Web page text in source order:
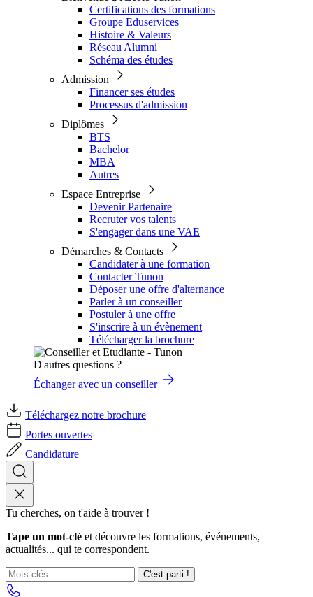
Certifications des formations
Groupe Eduservices
Histoire & Valeurs
Réseau Alumni
Schéma des études
Admission
Financer ses études
Processus d'admission
Diplômes
BTS
Bachelor
MBA
Autres
Espace Entreprise
Devenir Partenaire
Recruter vos talents
S'engager dans une VAE
Démarches & Contacts
Candidater à une formation
Contacter Tunon
Déposer une offre d'alternance
Parler à un conseiller
Postuler à une offre
S'inscrire à un évènement
Télécharger la brochure
D'autres questions ?
Échanger avec un conseiller
Téléchargez notre brochure
Portes ouvertes
Candidature
Tu cherches, on t'aide à trouver !
Tape un mot-clé et découvre les formations, événements,
actualités... qui te correspondent.
C'est parti !